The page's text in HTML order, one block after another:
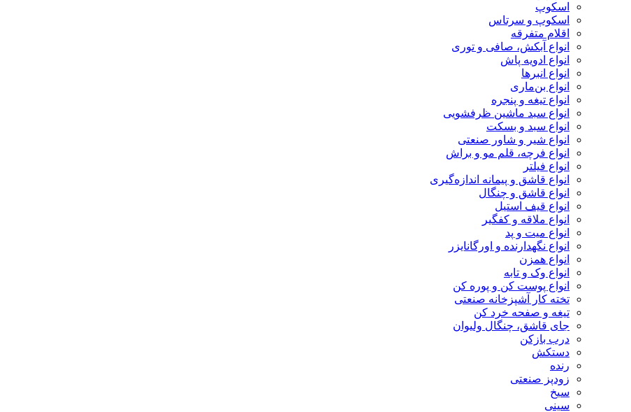
اسکوپ
اسکوپ و سرتاس
اقلام متفرقه
انواع آبکش، صافی و توری
انواع ادویه پاش
انواع انبرها
انواع بن‌ماری
انواع تیغه و پنجره
انواع سبد ماشین ظرفشویی
انواع سبد و بسکت
انواع شیر و شاور صنعتی
انواع فرچه، قلم مو و براش
انواع فیلتر
انواع قاشق و پیمانه اندازه‌گیری
انواع قاشق و چنگال
انواع قیف استیل
انواع ملاقه و کفگیر
انواع میت و پد
انواع نگهدارنده و اورگانایزر
انواع همزن
انواع وک و تابه
انواع پوست کن و پوره کن
تخته کار آشپزخانه صنعتی
تیغه و صفحه خرد کن
جای قاشق، چنگال ولیوان
درب بازکن
دستکش
رنده
زودپز صنعتی
سیخ
سینی